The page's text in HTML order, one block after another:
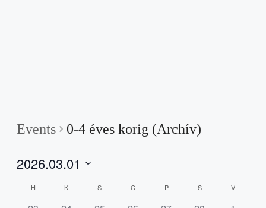
Events 0-4 éves korig (Archív)
2026.03.01
date.
Calendar
H K S C P S V